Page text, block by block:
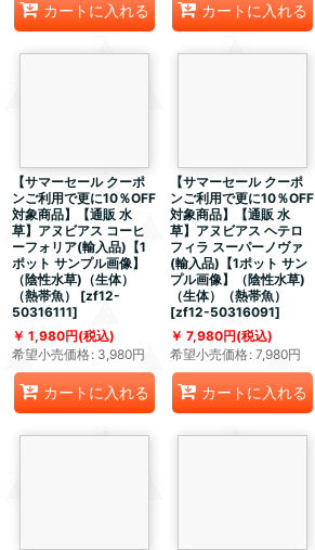
カートに入れる カートに入れる
【サマーセール クーポ
ンご利用で更に10％OFF
対象商品】【通販 水
草】アヌビアス コーヒ
ーフォリア(輸入品)【1
ポット サンプル画像】
（陰性水草)（生体）
（熱帯魚）
[zf12-
50316111]
1,980円(税込)
希望小売価格: 3,980円
カートに入れる
【サマーセール クーポ
ンご利用で更に10％OFF
対象商品】【通販 水
草】アヌビアス ヘテロ
フィラ スーパーノヴァ
(輸入品)【1ポット サン
プル画像】（陰性水草)
（生体）（熱帯魚）
[zf12-50316091]
7,980円(税込)
希望小売価格: 7,980円
カートに入れる